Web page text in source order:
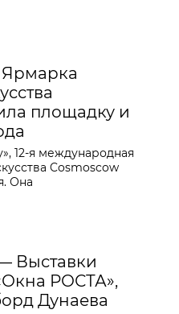
Ярмарка
площадку и
12-я международная
Cosmoscow
Она
Выставки
РОСТА»,
Дунаева